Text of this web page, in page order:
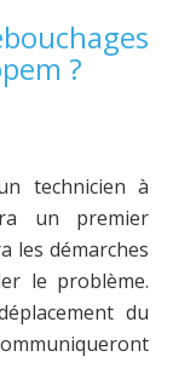
?
technicien à
un premier
les démarches
le problème.
du